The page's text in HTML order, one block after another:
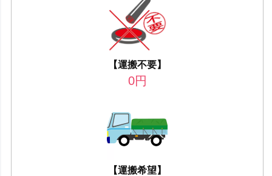
【運搬不要】
0円
【運搬希望】